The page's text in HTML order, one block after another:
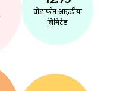
वोडाफोन आइडीया
लिमिटेड